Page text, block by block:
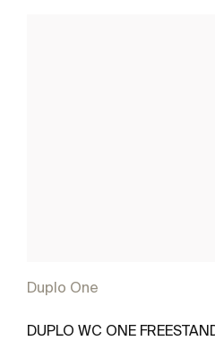
Duplo One
DUPLO WC ONE